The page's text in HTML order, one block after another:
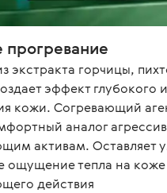
прогревание
экстракта горчицы,
эффект глубокого
кожи. Согревающий
аналог
активам. Оставляет
ощущение тепла на коже
действия